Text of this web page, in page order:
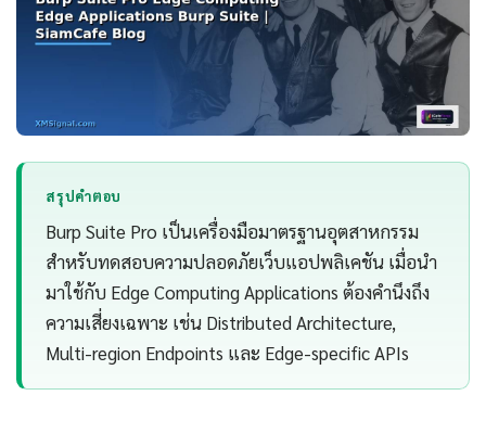
สรุปคำตอบ
Burp Suite Pro เป็นเครื่องมือมาตรฐานอุตสาหกรรม
สำหรับทดสอบความปลอดภัยเว็บแอปพลิเคชัน เมื่อนำ
มาใช้กับ Edge Computing Applications ต้องคำนึงถึง
ความเสี่ยงเฉพาะ เช่น Distributed Architecture,
Multi-region Endpoints และ Edge-specific APIs